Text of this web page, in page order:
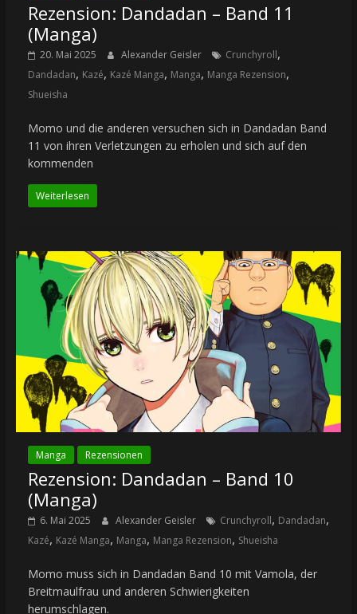
Rezension: Dandadan – Band 11
(Manga)
20. Mai 2025 Alexander Geisler Crunchyroll,
Dandadan, Kazé, Kazé Manga, Manga, Manga Rezension,
Shueisha
Momo und die anderen versuchen sich in Dandadan Band
11 von ihren Verletzungen zu erholen und sich auf den
kommenden
Weiterlesen
Manga Rezensionen
Rezension: Dandadan – Band 10
(Manga)
6. Mai 2025 Alexander Geisler Crunchyroll, Dandadan,
Kazé, Kazé Manga, Manga, Manga Rezension, Shueisha
Momo muss sich in Dandadan Band 10 mit Vamola, der
Breitmaulfrau und anderen Schwierigkeiten
herumschlagen.